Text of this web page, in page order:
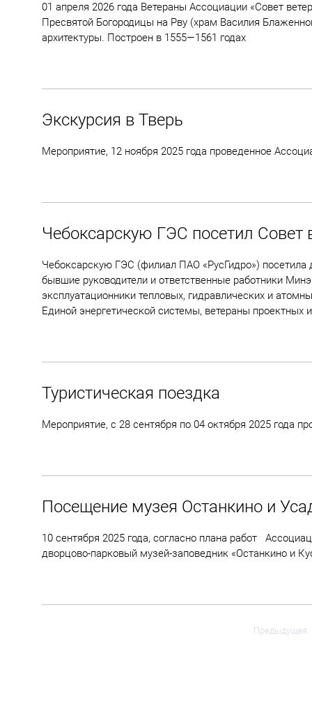
01 апреля 2026 года Ветераны Ассоциации «Совет
Пресвятой Богородицы на Рву (храм Василия
архитектуры. Построен в 1555—1561 годах
Экскурсия в Тверь
Мероприятие, 12 ноября 2025 года проведенное
Чебоксарскую ГЭС посетил Совет
Чебоксарскую ГЭС (филиал ПАО «РусГидро») посетила
бывшие руководители и ответственные работники
эксплуатационники тепловых, гидравлических и
Единой энергетической системы, ветераны проектных
Туристическая поездка
Мероприятие, с 28 сентября по 04 октября 2025 года
Посещение музея Останкино и
10 сентября 2025 года, согласно плана работ
дворцово-парковый музей-заповедник «Останкино и
Предыдущая